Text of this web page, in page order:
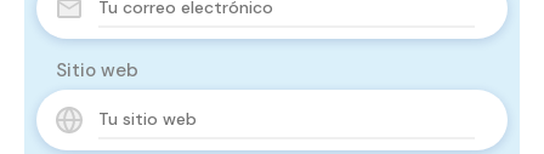
Sitio web